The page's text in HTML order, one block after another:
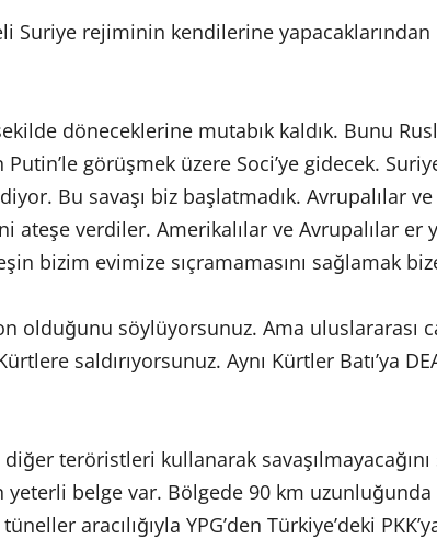
Suriye rejiminin kendilerine
döneceklerine mutabık kaldık. Bunu
görüşmek üzere Soci’ye gidecek.
Bu savaşı biz başlatmadık. Avrupalılar
ateşe verdiler. Amerikalılar ve Avrupalılar er
bizim evimize sıçramamasını sağlamak
olduğunu söylüyorsunuz. Ama uluslararası
saldırıyorsunuz. Aynı Kürtler Batı’ya
teröristleri kullanarak savaşılmayacağını
yeterli belge var. Bölgede 90 km
aracılığıyla YPG’den Türkiye’deki